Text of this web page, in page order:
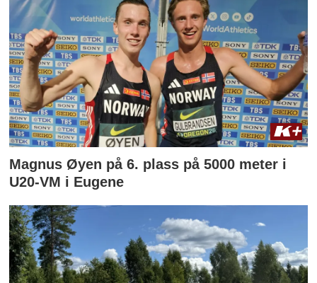
Magnus Øyen på 6. plass på 5000 meter i
U20-VM i Eugene